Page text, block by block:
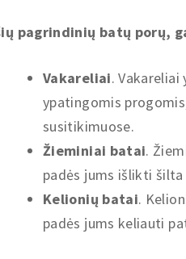
pagrindinių batų porų,
Vakareliai.
ypatingomis
susitikimuose.
Žieminiai batai.
padės jums išlikti
Kelionių batai.
padės jums keliauti